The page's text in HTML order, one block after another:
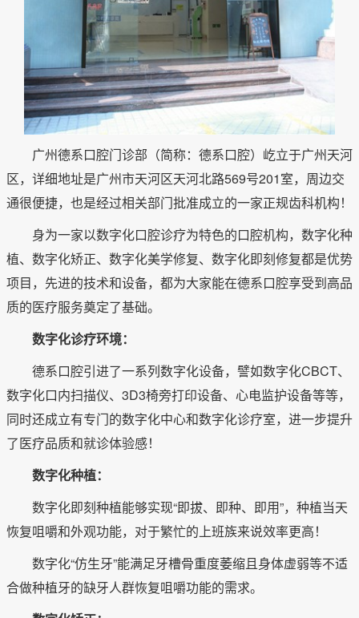
广州德系口腔门诊部（简称：德系口腔）屹立于广州天河
区，详细地址是广州市天河区天河北路569号201室，周边交
通很便捷，也是经过相关部门批准成立的一家正规齿科机构！
身为一家以数字化口腔诊疗为特色的口腔机构，数字化种
植、数字化矫正、数字化美学修复、数字化即刻修复都是优势
项目，先进的技术和设备，都为大家能在德系口腔享受到高品
质的医疗服务奠定了基础。
数字化诊疗环境：
德系口腔引进了一系列数字化设备，譬如数字化CBCT、
数字化口内扫描仪、3D3椅旁打印设备、心电监护设备等等，
同时还成立有专门的数字化中心和数字化诊疗室，进一步提升
了医疗品质和就诊体验感！
数字化种植：
数字化即刻种植能够实现“即拔、即种、即用”，种植当天
恢复咀嚼和外观功能，对于繁忙的上班族来说效率更高！
数字化“仿生牙”能满足牙槽骨重度萎缩且身体虚弱等不适
合做种植牙的缺牙人群恢复咀嚼功能的需求。